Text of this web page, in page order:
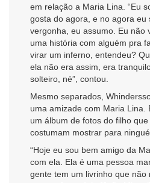
em relação a Maria Lina. “Eu
gosta do agora, e no agora eu
vergonha, eu assumo. Eu não
uma história com alguém pra
virar um inferno, entendeu?
ela não era assim, era
solteiro, né”, contou.
Mesmo separados,
uma amizade com Maria Lina.
um álbum de fotos do filho
costumam mostrar para
“Hoje eu sou bem amigo da
com ela. Ela é uma pessoa
gente tem um livrinho que não